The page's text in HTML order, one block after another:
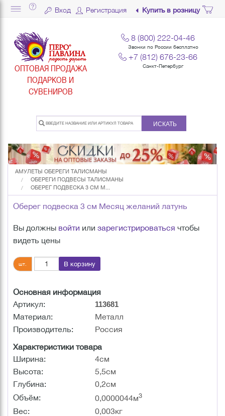
Вход Регистрация Купить в розницу
ОПТОВАЯ ПРОДАЖА
ПОДАРКОВ И
СУВЕНИРОВ
8 (800) 222-04-46
Звонки по России бесплатно
+7 (812) 676-23-66
Санкт-Петербург
ИСКАТЬ
АМУЛЕТЫ ОБЕРЕГИ ТАЛИСМАНЫ
ОБЕРЕГИ ПОДВЕСЫ ТАЛИСМАНЫ
ОБЕРЕГ ПОДВЕСКА 3 СМ М...
Оберег подвеска 3 см Месяц желаний латунь
Вы должны войти или зарегистрироваться чтобы
видеть цены
шт. В корзину
Основная информация
Артикул:
113681
Материал:
Металл
Производитель:
Россия
Характеристики товара
Ширина:
4см
Высота:
5,5см
Глубина:
0,2см
Объём:
0,0000044м3
Вес: 0,003кг